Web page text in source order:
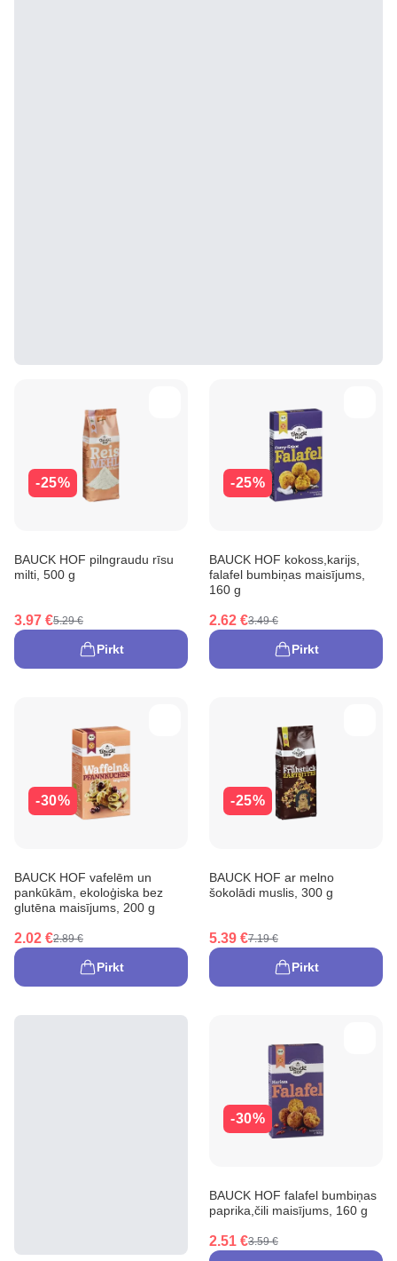
-25%
BAUCK HOF pilngraudu rīsu
milti, 500 g
3.97 €5.29 €
Pirkt
-25%
BAUCK HOF kokoss,karijs,
falafel bumbiņas maisījums,
160 g
2.62 €3.49 €
Pirkt
-30%
BAUCK HOF vafelēm un
pankūkām, ekoloģiska bez
glutēna maisījums, 200 g
2.02 €2.89 €
Pirkt
-25%
BAUCK HOF ar melno
šokolādi muslis, 300 g
5.39 €7.19 €
Pirkt
-30%
BAUCK HOF falafel bumbiņas
paprika,čili maisījums, 160 g
2.51 €3.59 €